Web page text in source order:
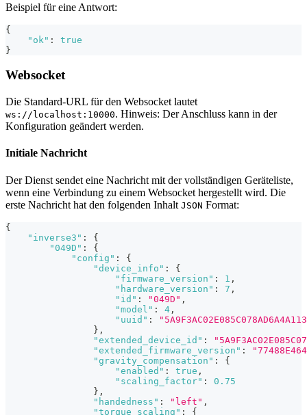
Beispiel für eine Antwort:
{
"ok" :
true
}
Websocket
Die Standard-URL für den Websocket lautet
ws://localhost:10000. Hinweis: Der Anschluss kann in der
Konfiguration geändert werden.
Initiale Nachricht
Der Dienst sendet eine Nachricht mit der vollständigen Geräteliste,
wenn eine Verbindung zu einem Websocket hergestellt wird. Die
erste Nachricht hat den folgenden Inhalt JSON Format:
{
"inverse3" :
{
"049D" :
{
"config" :
{
"device_info" :
{
"firmware_version" : 1 ,
"hardware_version" : 7 ,
"id" : "049D" ,
"model" : 4 ,
"uuid" :
} ,
"extended_device_id" :
"extended_firmware_version" :
"gravity_compensation" :
{
"enabled" : true ,
"scaling_factor" :
0.75
} ,
"handedness" : "left" ,
"torque_scaling" :
{